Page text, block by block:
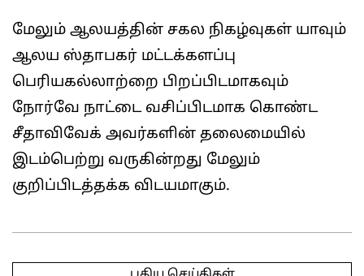
மேலும் ஆலயத்தின் சகல நிகழ்வுகள் யாவும்
ஆலய ஸ்தாபகர் மட்டக்களப்பு
பெரியகல்லாற்றை பிறப்பிடமாகவும்
நோர்வே நாட்டை வசிப்பிடமாக கொண்ட
சீதாவிவேக் அவர்களின் தலைமையில்
இடம்பெற்று வருகின்றது மேலும்
குறிப்பிடத்தக்க விடயமாகும்.
04-